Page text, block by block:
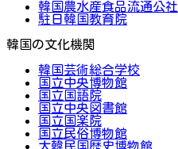
韓国農水産食品流通公社
駐日韓国教育院
韓国の文化機関
韓国芸術総合学校
国立中央博物館
国立国語院
国立中央図書館
国立国楽院
国立民俗博物館
大韓民国歴史博物館